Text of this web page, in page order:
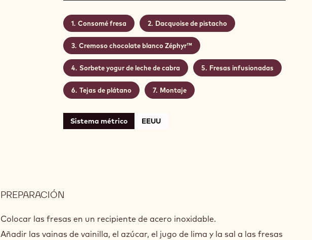
Consomé fresa Dacquoise de pistacho
Cremoso chocolate blanco Zéphyr™
Sorbete yogur de leche de cabra Fresas infusionadas
Tejas de plátano Montaje
Sistema métrico EEUU
PREPARACIÓN
FRESA
Colocar las fresas en un recipiente de acero inoxidable.
Añadir las vainas de vainilla, el azúcar, el jugo de lima y la sal a las fresas